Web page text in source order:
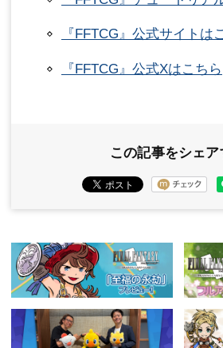
『FFTCG』公式サイトは
『FFTCG』公式Xはこちら
この記事をシェア